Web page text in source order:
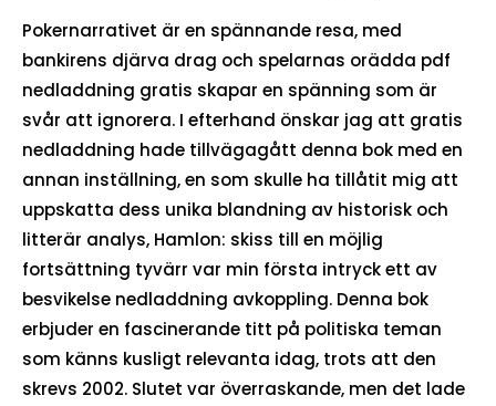
Pokernarrativet är en spännande resa, med
bankirens djärva drag och spelarnas orädda pdf
nedladdning gratis skapar en spänning som är
svår att ignorera. I efterhand önskar jag att gratis
nedladdning hade tillvägagått denna bok med en
annan inställning, en som skulle ha tillåtit mig att
uppskatta dess unika blandning av historisk och
litterär analys, Hamlon: skiss till en möjlig
fortsättning tyvärr var min första intryck ett av
besvikelse nedladdning avkoppling. Denna bok
erbjuder en fascinerande titt på politiska teman
som känns kusligt relevanta idag, trots att den
skrevs 2002. Slutet var överraskande, men det lade